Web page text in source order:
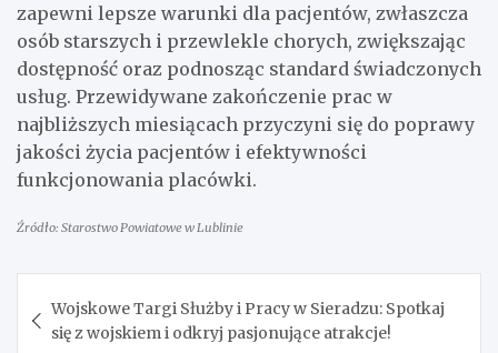
zapewni lepsze warunki dla pacjentów, zwłaszcza
osób starszych i przewlekle chorych, zwiększając
dostępność oraz podnosząc standard świadczonych
usług. Przewidywane zakończenie prac w
najbliższych miesiącach przyczyni się do poprawy
jakości życia pacjentów i efektywności
funkcjonowania placówki.
Źródło: Starostwo Powiatowe w Lublinie
wpisu
Wojskowe Targi Służby i Pracy w Sieradzu: Spotkaj
się z wojskiem i odkryj pasjonujące atrakcje!